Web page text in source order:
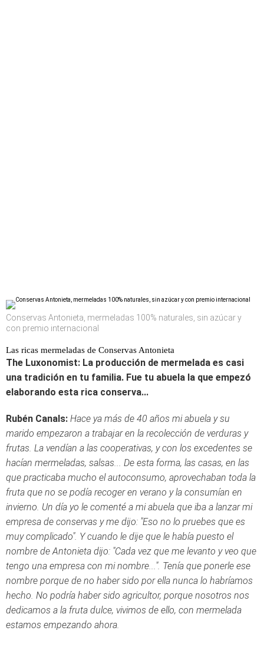
Conservas Antonieta, mermeladas 100% naturales, sin azúcar y
con premio internacional
Las ricas mermeladas de Conservas Antonieta
The Luxonomist: La producción de mermelada es casi
una tradición en tu familia. Fue tu abuela la que empezó
elaborando esta rica conserva...
Rubén Canals: Hace ya más de 40 años mi abuela y su
marido empezaron a trabajar en la recolección de verduras y
frutas. La vendían a las cooperativas, y con los excedentes se
hacían mermeladas, salsas... De esta forma, las casas, en las
que practicaba mucho el autoconsumo, aprovechaban toda la
fruta que no se podía recoger en verano y la consumían en
invierno. Un día yo le comenté a mi abuela que iba a lanzar mi
empresa de conservas y me dijo: "Eso no lo pruebes que es
muy complicado". Y cuando le dije que le había puesto el
nombre de Antonieta dijo: "Cada vez que me levanto y veo que
tengo una empresa con mi nombre...". Tenía que ponerle ese
nombre porque de no haber sido por ella nunca lo habríamos
hecho. No podría haber sido agricultor, porque nosotros nos
dedicamos a la fruta dulce, vivimos de ello, con mermelada
estamos empezando ahora.